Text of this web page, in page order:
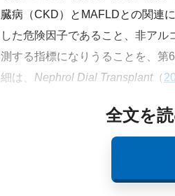
臓病（CKD）とMAFLDとの関連
した危険因子であること、非ア
測する指標になりうることを、第
細は、 Nephrol Dial Transplant（
全文を